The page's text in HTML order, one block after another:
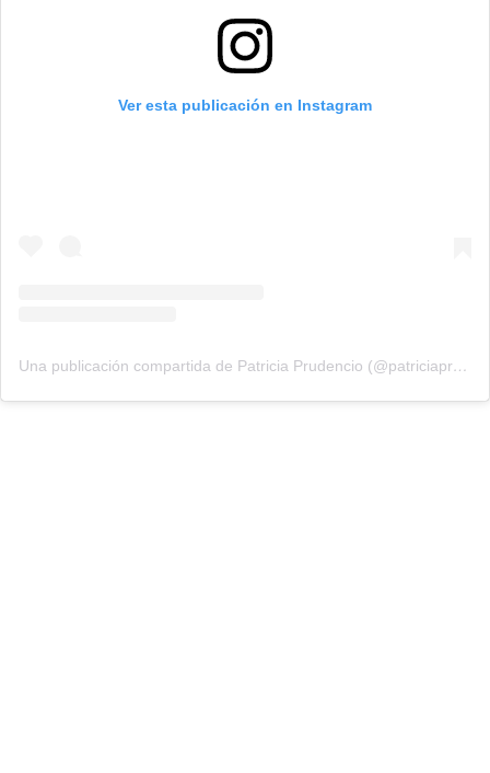
Ver esta publicación en Instagram
Una publicación compartida de Patricia Prudencio (@patriciaprudencio98)